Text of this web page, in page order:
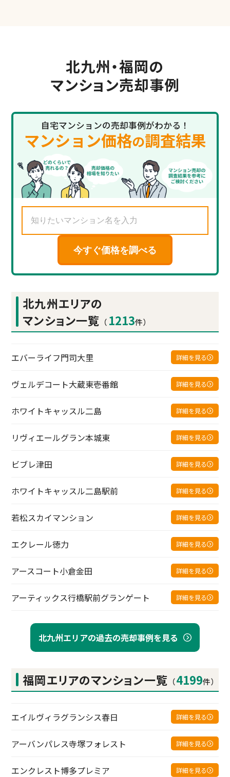
北九州・福岡の
マンション売却事例
自宅マンションの売却事例がわかる！
マンション価格の調査結果
今すぐ価格を調べる
北九州エリアの過去の売却事例を見る
北九州エリアの
マンション一覧 （ 1213件）
エバーライフ門司大里 詳細を見る
ヴェルデコート大蔵東壱番館 詳細を見る
ホワイトキャッスル二島 詳細を見る
リヴィエールグラン本城東 詳細を見る
ビブレ津田 詳細を見る
ホワイトキャッスル二島駅前 詳細を見る
若松スカイマンション 詳細を見る
エクレール徳力 詳細を見る
アースコート小倉金田 詳細を見る
アーティックス行橋駅前グランゲート 詳細を見る
福岡エリアのマンション一覧 （4199件）
エイルヴィラグランシス春日 詳細を見る
アーバンパレス寺塚フォレスト 詳細を見る
エンクレスト博多プレミア 詳細を見る